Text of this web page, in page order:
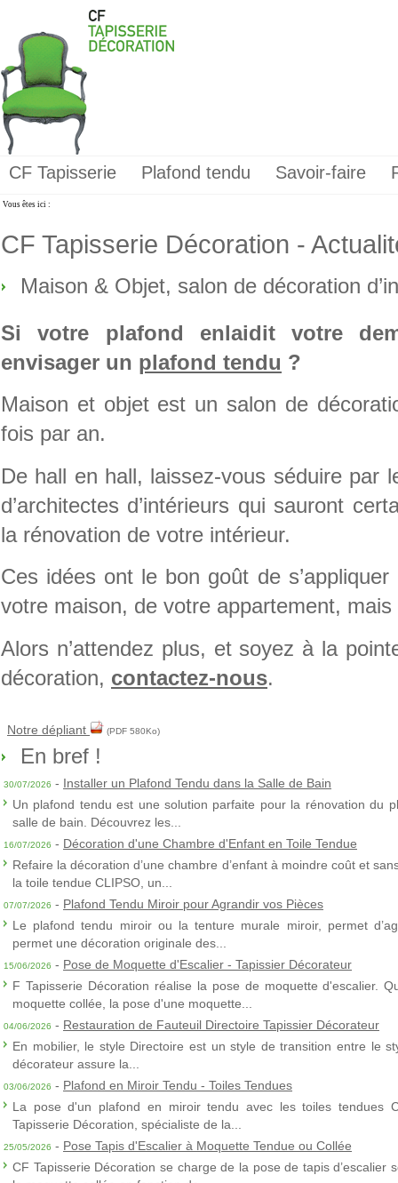
CF Tapisserie Plafond tendu Savoir-faire
Vous êtes ici :
CF Tapisserie Décoration -
Maison & Objet, salon de décoration
Si votre plafond enlaidit votre
envisager un plafond tendu ?
Maison et objet est un salon de
fois par an.
De hall en hall, laissez-vous séduire par
d’architectes d’intérieurs qui sauront
la rénovation de votre intérieur.
Ces idées ont le bon goût de
votre maison, de votre appartement,
Alors n’attendez plus, et soyez à la
décoration, contactez-nous.
Notre dépliant (PDF 580Ko)
En bref !
30/07/2026 - Installer un Plafond Tendu dans la Salle de Bain
Un plafond tendu est une solution parfaite pour la rénovation du
salle de bain. Découvrez les...
16/07/2026 - Décoration d'une Chambre d'Enfant en Toile Tendue
Refaire la décoration d’une chambre d’enfant à moindre coût et
la toile tendue CLIPSO, un...
07/07/2026 - Plafond Tendu Miroir pour Agrandir vos Pièces
Le plafond tendu miroir ou la tenture murale miroir, permet
permet une décoration originale des...
15/06/2026 - Pose de Moquette d'Escalier - Tapissier Décorateur
F Tapisserie Décoration réalise la pose de moquette d'escalier.
moquette collée, la pose d'une moquette...
04/06/2026 - Restauration de Fauteuil Directoire Tapissier Décorateur
En mobilier, le style Directoire est un style de transition entre le
décorateur assure la...
03/06/2026 - Plafond en Miroir Tendu - Toiles Tendues
La pose d'un plafond en miroir tendu avec les toiles tendues
Tapisserie Décoration, spécialiste de la...
25/05/2026 - Pose Tapis d'Escalier à Moquette Tendue ou Collée
CF Tapisserie Décoration se charge de la pose de tapis